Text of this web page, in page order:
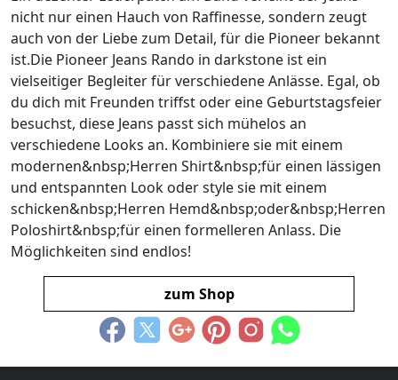
nicht nur einen Hauch von Raffinesse, sondern zeugt
auch von der Liebe zum Detail, für die Pioneer bekannt
ist.Die Pioneer Jeans Rando in darkstone ist ein
vielseitiger Begleiter für verschiedene Anlässe. Egal, ob
du dich mit Freunden triffst oder eine Geburtstagsfeier
besuchst, diese Jeans passt sich mühelos an
verschiedene Looks an. Kombiniere sie mit einem
modernen&nbsp;Herren Shirt&nbsp;für einen lässigen
und entspannten Look oder style sie mit einem
schicken&nbsp;Herren Hemd&nbsp;oder&nbsp;Herren
Poloshirt&nbsp;für einen formelleren Anlass. Die
Möglichkeiten sind endlos!
zum Shop